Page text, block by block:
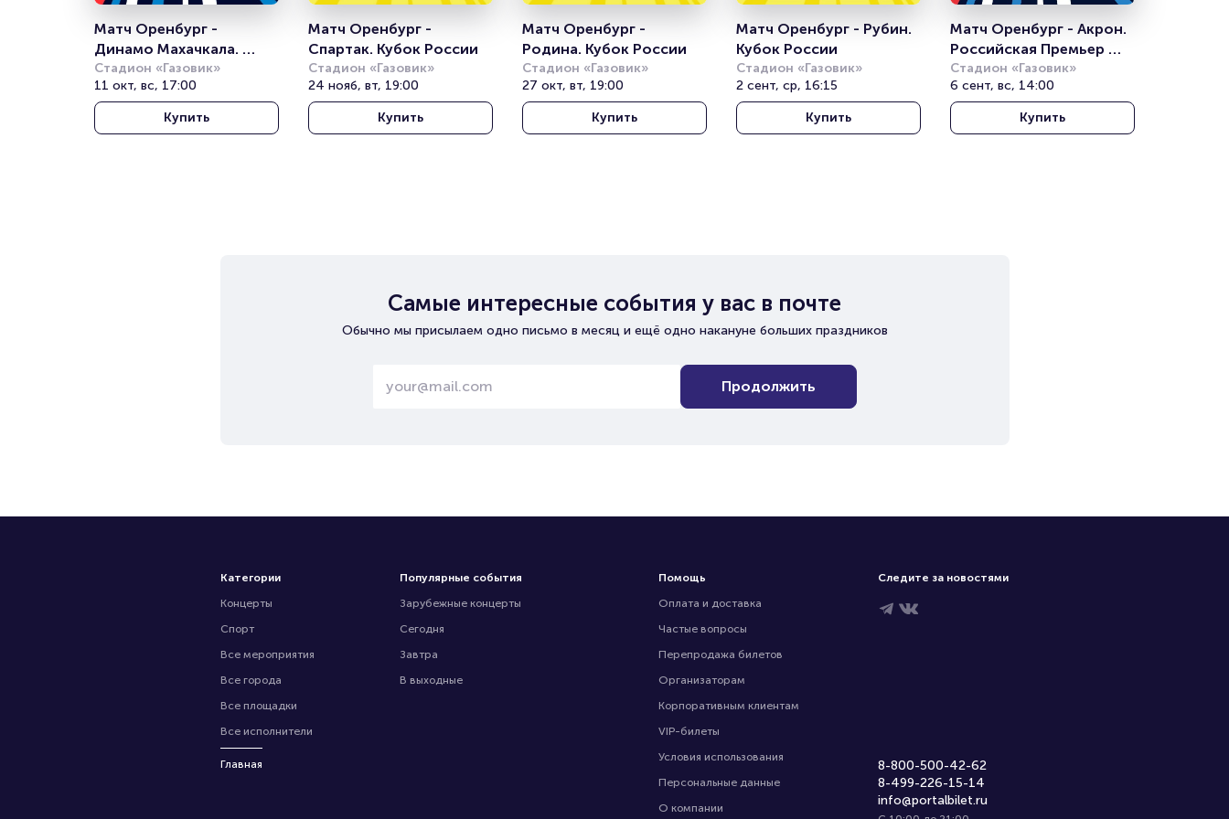
Матч Оренбург -
Динамо Махачкала.
Российская Премьер
Лига
Стадион «Газовик»
11 окт, вс, 17:00
Купить
Матч Оренбург -
Спартак. Кубок России
Стадион «Газовик»
24 нояб, вт, 19:00
Купить
Матч Оренбург -
Родина. Кубок России
Стадион «Газовик»
27 окт, вт, 19:00
Купить
Матч Оренбург - Рубин.
Кубок России
Стадион «Газовик»
2 сент, ср, 16:15
Купить
Матч Оренбург - Акрон.
Российская Премьер
Лига
Стадион «Газовик»
6 сент, вс, 14:00
Купить
Самые интересные события у вас в почте
Обычно мы присылаем одно письмо в месяц и ещё одно накануне больших праздников
Продолжить
Категории
Концерты
Спорт
Все мероприятия
Все города
Все площадки
Все исполнители
Главная
Популярные события
Зарубежные концерты
Сегодня
Завтра
В выходные
Помощь
Оплата и доставка
Частые вопросы
Перепродажа билетов
Организаторам
Корпоративным клиентам
VIP-билеты
Условия использования
Персональные данные
О компании
Следите за новостями
8-800-500-42-62
8-499-226-15-14
info@portalbilet.ru